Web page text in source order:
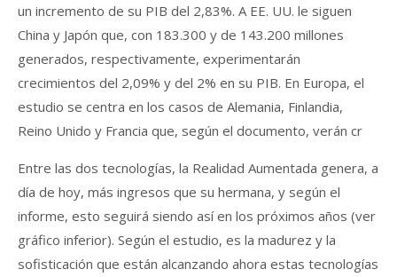
un incremento de su PIB del 2,83%. A EE. UU. le siguen
China y Japón que, con 183.300 y de 143.200 millones
generados, respectivamente, experimentarán
crecimientos del 2,09% y del 2% en su PIB. En Europa, el
estudio se centra en los casos de Alemania, Finlandia,
Reino Unido y Francia que, según el documento, verán cr
Entre las dos tecnologías, la Realidad Aumentada genera, a
día de hoy, más ingresos que su hermana, y según el
informe, esto seguirá siendo así en los próximos años (ver
gráfico inferior). Según el estudio, es la madurez y la
sofisticación que están alcanzando ahora estas tecnologías